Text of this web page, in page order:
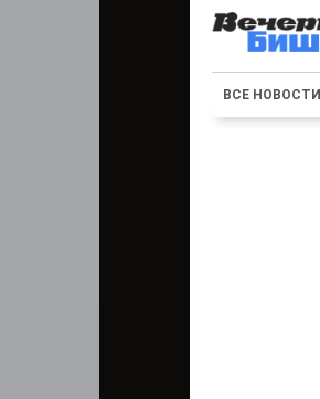
ВСЕ НОВОСТИ